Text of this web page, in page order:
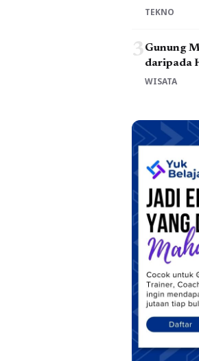
TEKNO
3Gunung
daripada
WISATA